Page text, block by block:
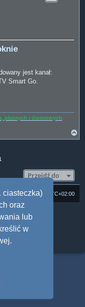
ciasteczka)
oraz
lub
w
jest kanał:
Smart Go.
płatnych i darmowych
a
Przejdź do
Strefa czasowa UTC+02:00
phpBB.pl
phpBB